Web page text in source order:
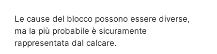
Le cause del blocco possono essere diverse,
ma la più probabile è sicuramente
rappresentata dal calcare.